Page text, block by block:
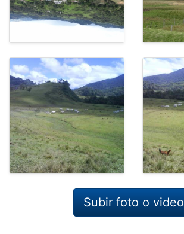
Subir foto o video